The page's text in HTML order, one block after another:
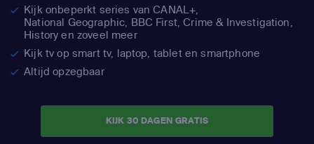
Kijk onbeperkt series van CANAL+,
National Geographic, BBC First, Crime & Investigation,
History en zoveel meer
Kijk tv op smart tv, laptop, tablet en smartphone
Altijd opzegbaar
KIJK 30 DAGEN GRATIS